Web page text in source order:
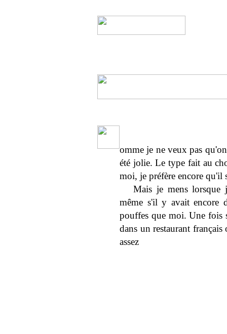
omme je ne veux pas
été jolie. Le type fait au
moi, je préfère encore qu'il
Mais je mens
même s'il y avait encore
pouffes que moi. Une fois
dans un restaurant
assez